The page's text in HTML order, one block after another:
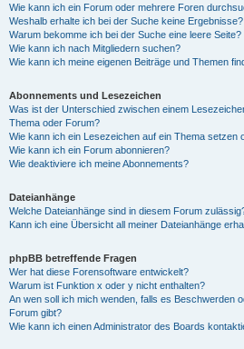
Wie kann ich ein Forum oder mehrere Foren
Weshalb erhalte ich bei der Suche keine Ergebnisse?
Warum bekomme ich bei der Suche eine leere Seite?
Wie kann ich nach Mitgliedern suchen?
Wie kann ich meine eigenen Beiträge und Themen
Abonnements und Lesezeichen
Was ist der Unterschied zwischen einem
Thema oder Forum?
Wie kann ich ein Lesezeichen auf ein Thema setzen
Wie kann ich ein Forum abonnieren?
Wie deaktiviere ich meine Abonnements?
Dateianhänge
Welche Dateianhänge sind in diesem Forum
Kann ich eine Übersicht all meiner Dateianhänge
phpBB betreffende Fragen
Wer hat diese Forensoftware entwickelt?
Warum ist Funktion x oder y nicht enthalten?
An wen soll ich mich wenden, falls es Beschwerden
Forum gibt?
Wie kann ich einen Administrator des Boards